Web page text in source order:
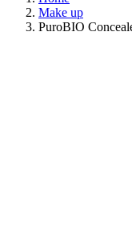
Make up
PuroBIO